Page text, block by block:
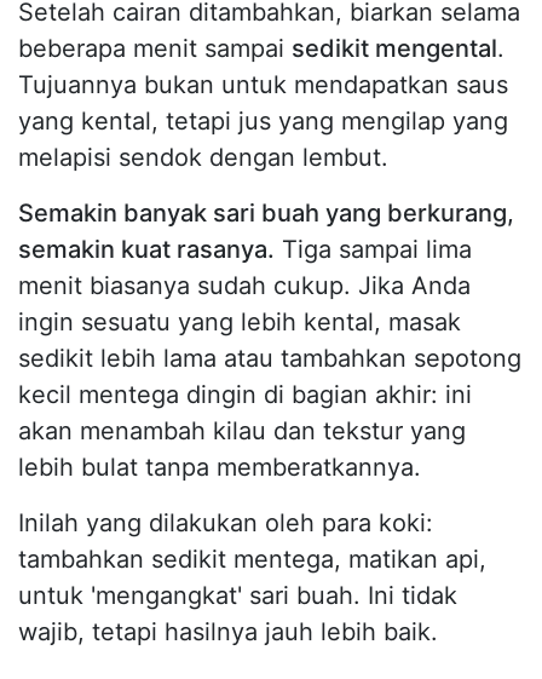
Setelah cairan ditambahkan, biarkan selama
beberapa menit sampai sedikit mengental.
Tujuannya bukan untuk mendapatkan saus
yang kental, tetapi jus yang mengilap yang
melapisi sendok dengan lembut.
Semakin banyak sari buah yang berkurang,
semakin kuat rasanya. Tiga sampai lima
menit biasanya sudah cukup. Jika Anda
ingin sesuatu yang lebih kental, masak
sedikit lebih lama atau tambahkan sepotong
kecil mentega dingin di bagian akhir: ini
akan menambah kilau dan tekstur yang
lebih bulat tanpa memberatkannya.
Inilah yang dilakukan oleh para koki:
tambahkan sedikit mentega, matikan api,
untuk 'mengangkat' sari buah. Ini tidak
wajib, tetapi hasilnya jauh lebih baik.